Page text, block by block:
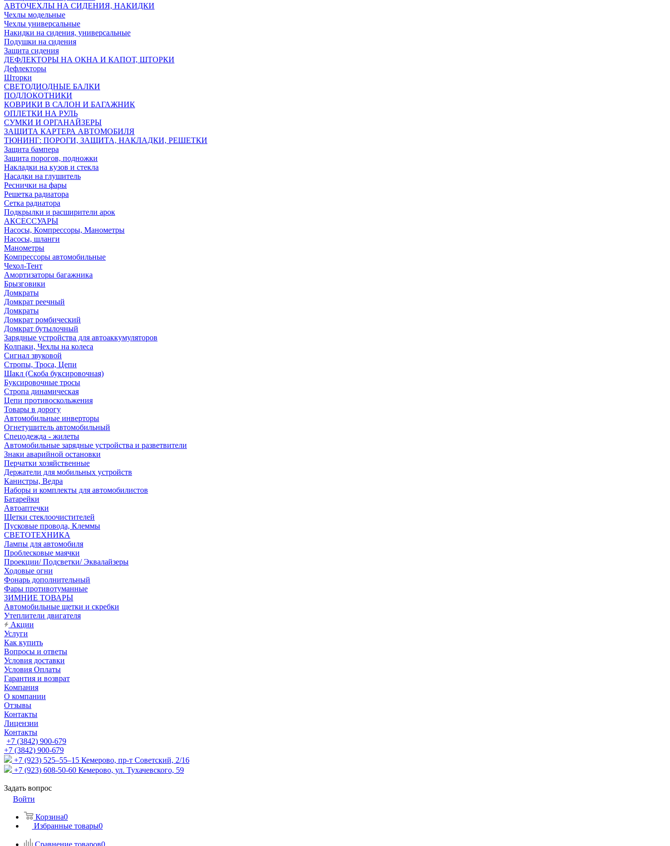
АВТОЧЕХЛЫ НА СИДЕНИЯ, НАКИДКИ
Чехлы модельные
Чехлы универсальные
Накидки на сидения, универсальные
Подушки на сидения
Защита сидения
ДЕФЛЕКТОРЫ НА ОКНА И КАПОТ, ШТОРКИ
Дефлекторы
Шторки
СВЕТОДИОДНЫЕ БАЛКИ
ПОДЛОКОТНИКИ
КОВРИКИ В САЛОН И БАГАЖНИК
ОПЛЕТКИ НА РУЛЬ
СУМКИ И ОРГАНАЙЗЕРЫ
ЗАЩИТА КАРТЕРА АВТОМОБИЛЯ
ТЮНИНГ: ПОРОГИ, ЗАЩИТА, НАКЛАДКИ, РЕШЕТКИ
Защита бампера
Защита порогов, подножки
Накладки на кузов и стекла
Насадки на глушитель
Реснички на фары
Решетка радиатора
Сетка радиатора
Подкрылки и расширители арок
АКСЕССУАРЫ
Насосы, Компрессоры, Манометры
Насосы, шланги
Манометры
Компрессоры автомобильные
Чехол-Тент
Амортизаторы багажника
Брызговики
Домкраты
Домкрат реечный
Домкраты
Домкрат ромбический
Домкрат бутылочный
Зарядные устройства для автоаккумуляторов
Колпаки, Чехлы на колеса
Сигнал звуковой
Стропы, Троса, Цепи
Шакл (Скоба буксировочная)
Буксировочные тросы
Стропа динамическая
Цепи противоскольжения
Товары в дорогу
Автомобильные инверторы
Огнетушитель автомобильный
Спецодежда - жилеты
Автомобильные зарядные устройства и разветвители
Знаки аварийной остановки
Перчатки хозяйственные
Держатели для мобильных устройств
Канистры, Ведра
Наборы и комплекты для автомобилистов
Батарейки
Автоаптечки
Щетки стеклоочистителей
Пусковые провода, Клеммы
СВЕТОТЕХНИКА
Лампы для автомобиля
Проблесковые маячки
Проекции/ Подсветки/ Эквалайзеры
Ходовые огни
Фонарь дополнительный
Фары противотуманные
ЗИМНИЕ ТОВАРЫ
Автомобильные щетки и скребки
Утеплители двигателя
Акции
Услуги
Как купить
Вопросы и ответы
Условия доставки
Условия Оплаты
Гарантия и возврат
Компания
О компании
Отзывы
Контакты
Лицензии
Контакты
+7 (3842) 900-679
+7 (3842) 900-679
+7 (923) 525–55–15 Кемерово, пр-т Советский, 2/16
+7 (923) 608-50-60 Кемерово, ул. Тухачевского, 59
Задать вопрос
Войти
Корзина0
Избранные товары0
Сравнение товаров0